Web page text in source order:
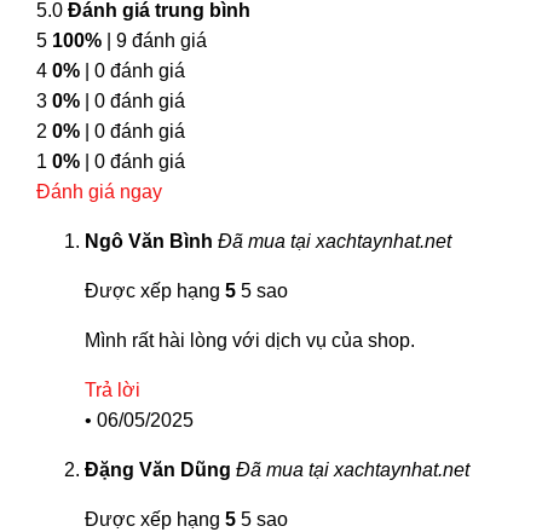
5.0 Đánh giá trung bình
5 100% | 9 đánh giá
4 0% | 0 đánh giá
3 0% | 0 đánh giá
2 0% | 0 đánh giá
1 0% | 0 đánh giá
Đánh giá ngay
Ngô Văn Bình Đã mua tại xachtaynhat.net
Được xếp hạng 5 5 sao
Mình rất hài lòng với dịch vụ của shop.
Trả lời
• 06/05/2025
Đặng Văn Dũng Đã mua tại xachtaynhat.net
Được xếp hạng 5 5 sao